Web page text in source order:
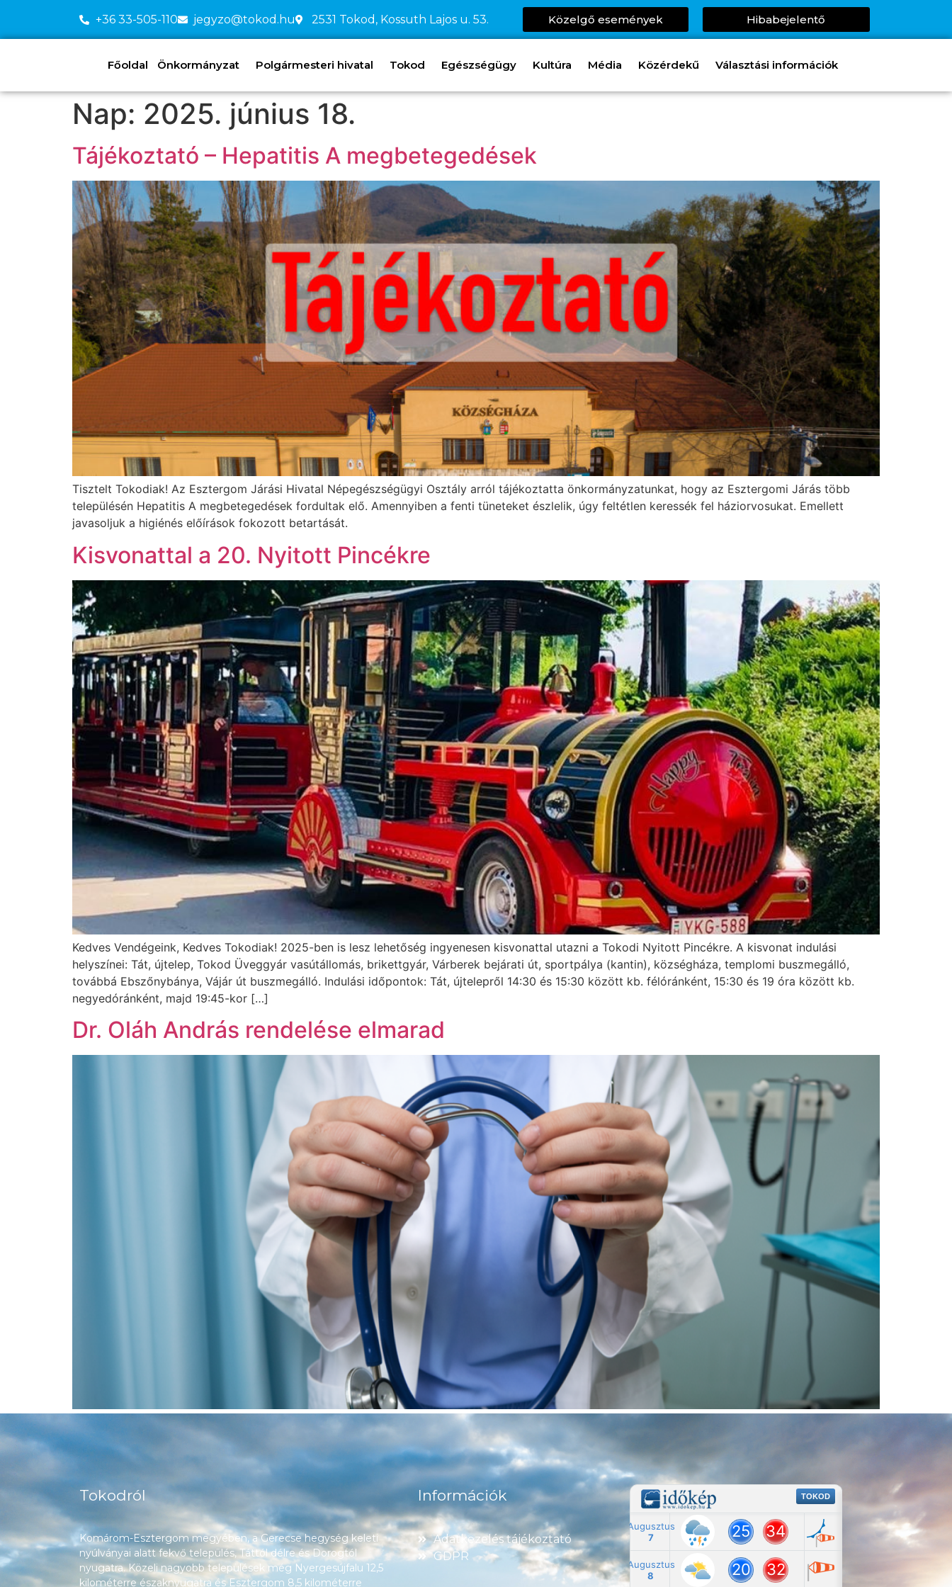
+36 33-505-110 jegyzo@tokod.hu 2531 Tokod, Kossuth Lajos u. 53. Közelgő események Hibabejelentő
Főoldal Önkormányzat Polgármesteri hivatal Tokod Egészségügy Kultúra Média Közérdekű Választási információk
Nap: 2025. június 18.
Tájékoztató – Hepatitis A megbetegedések
Tisztelt Tokodiak! Az Esztergom Járási Hivatal Népegészségügyi Osztály arról tájékoztatta önkormányzatunkat, hogy az Esztergomi Járás több
településén Hepatitis A megbetegedések fordultak elő. Amennyiben a fenti tüneteket észlelik, úgy feltétlen keressék fel háziorvosukat. Emellett
javasoljuk a higiénés előírások fokozott betartását.
Kisvonattal a 20. Nyitott Pincékre
Kedves Vendégeink, Kedves Tokodiak! 2025-ben is lesz lehetőség ingyenesen kisvonattal utazni a Tokodi Nyitott Pincékre. A kisvonat indulási
helyszínei: Tát, újtelep, Tokod Üveggyár vasútállomás, brikettgyár, Várberek bejárati út, sportpálya (kantin), községháza, templomi buszmegálló,
továbbá Ebszőnybánya, Vájár út buszmegálló. Indulási időpontok: Tát, újtelepről 14:30 és 15:30 között kb. félóránként, 15:30 és 19 óra között kb.
negyedóránként, majd 19:45-kor […]
Dr. Oláh András rendelése elmarad
Tokodról
Komárom-Esztergom megyében, a Gerecse hegység keleti
nyúlványai alatt fekvő település, Táttól délre és Dorogtól
nyugatra. Közeli nagyobb települések még Nyergesújfalu 12,5
kilométerre északnyugatra és Esztergom 8,5 kilométerre
Információk
Adatkezelés tájékoztató
GDPR